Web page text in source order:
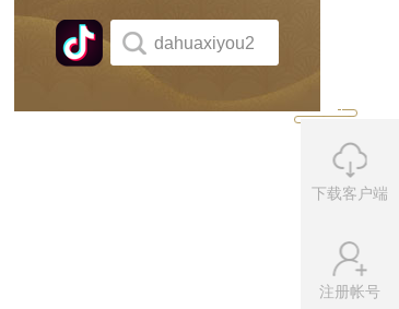
dahuaxiyou2
下载客户端
注册帐号